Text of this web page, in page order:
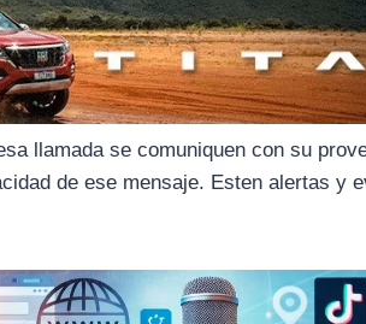
llamada se comuniquen con su
de ese mensaje. Esten alertas y